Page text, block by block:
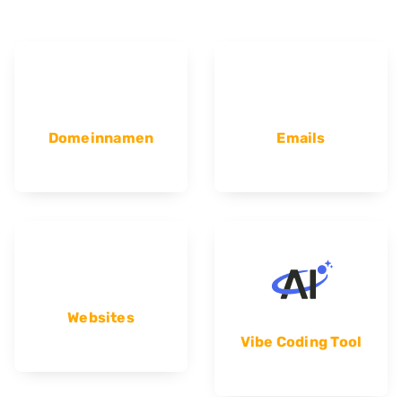
Domeinnamen Emails
Websites
Vibe Coding Tool